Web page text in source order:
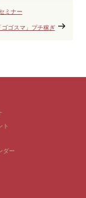
ミナー
ゴスマ」プチ稼ぎ
ト
ダー